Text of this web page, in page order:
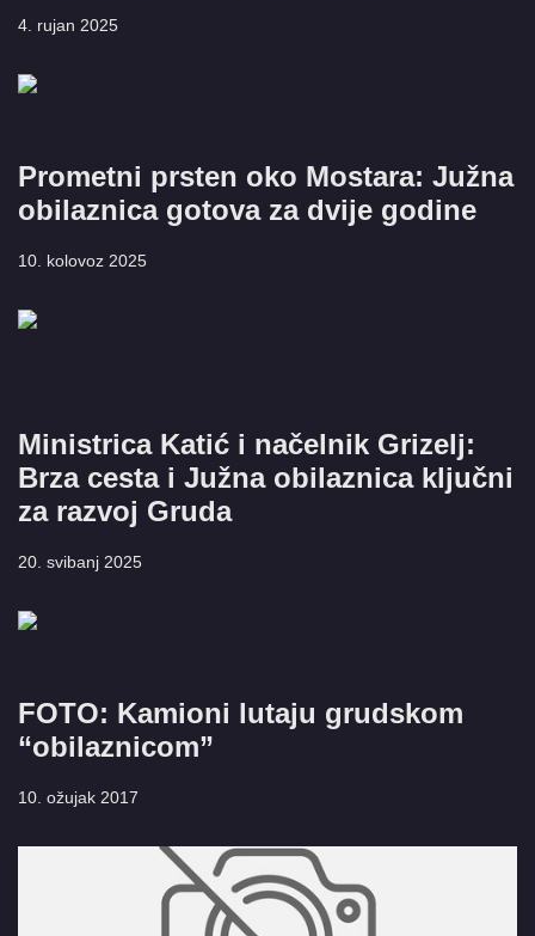
4. rujan 2025
Prometni prsten oko Mostara: Južna
obilaznica gotova za dvije godine
10. kolovoz 2025
Ministrica Katić i načelnik Grizelj:
Brza cesta i Južna obilaznica ključni
za razvoj Gruda
20. svibanj 2025
FOTO: Kamioni lutaju grudskom
“obilaznicom”
10. ožujak 2017